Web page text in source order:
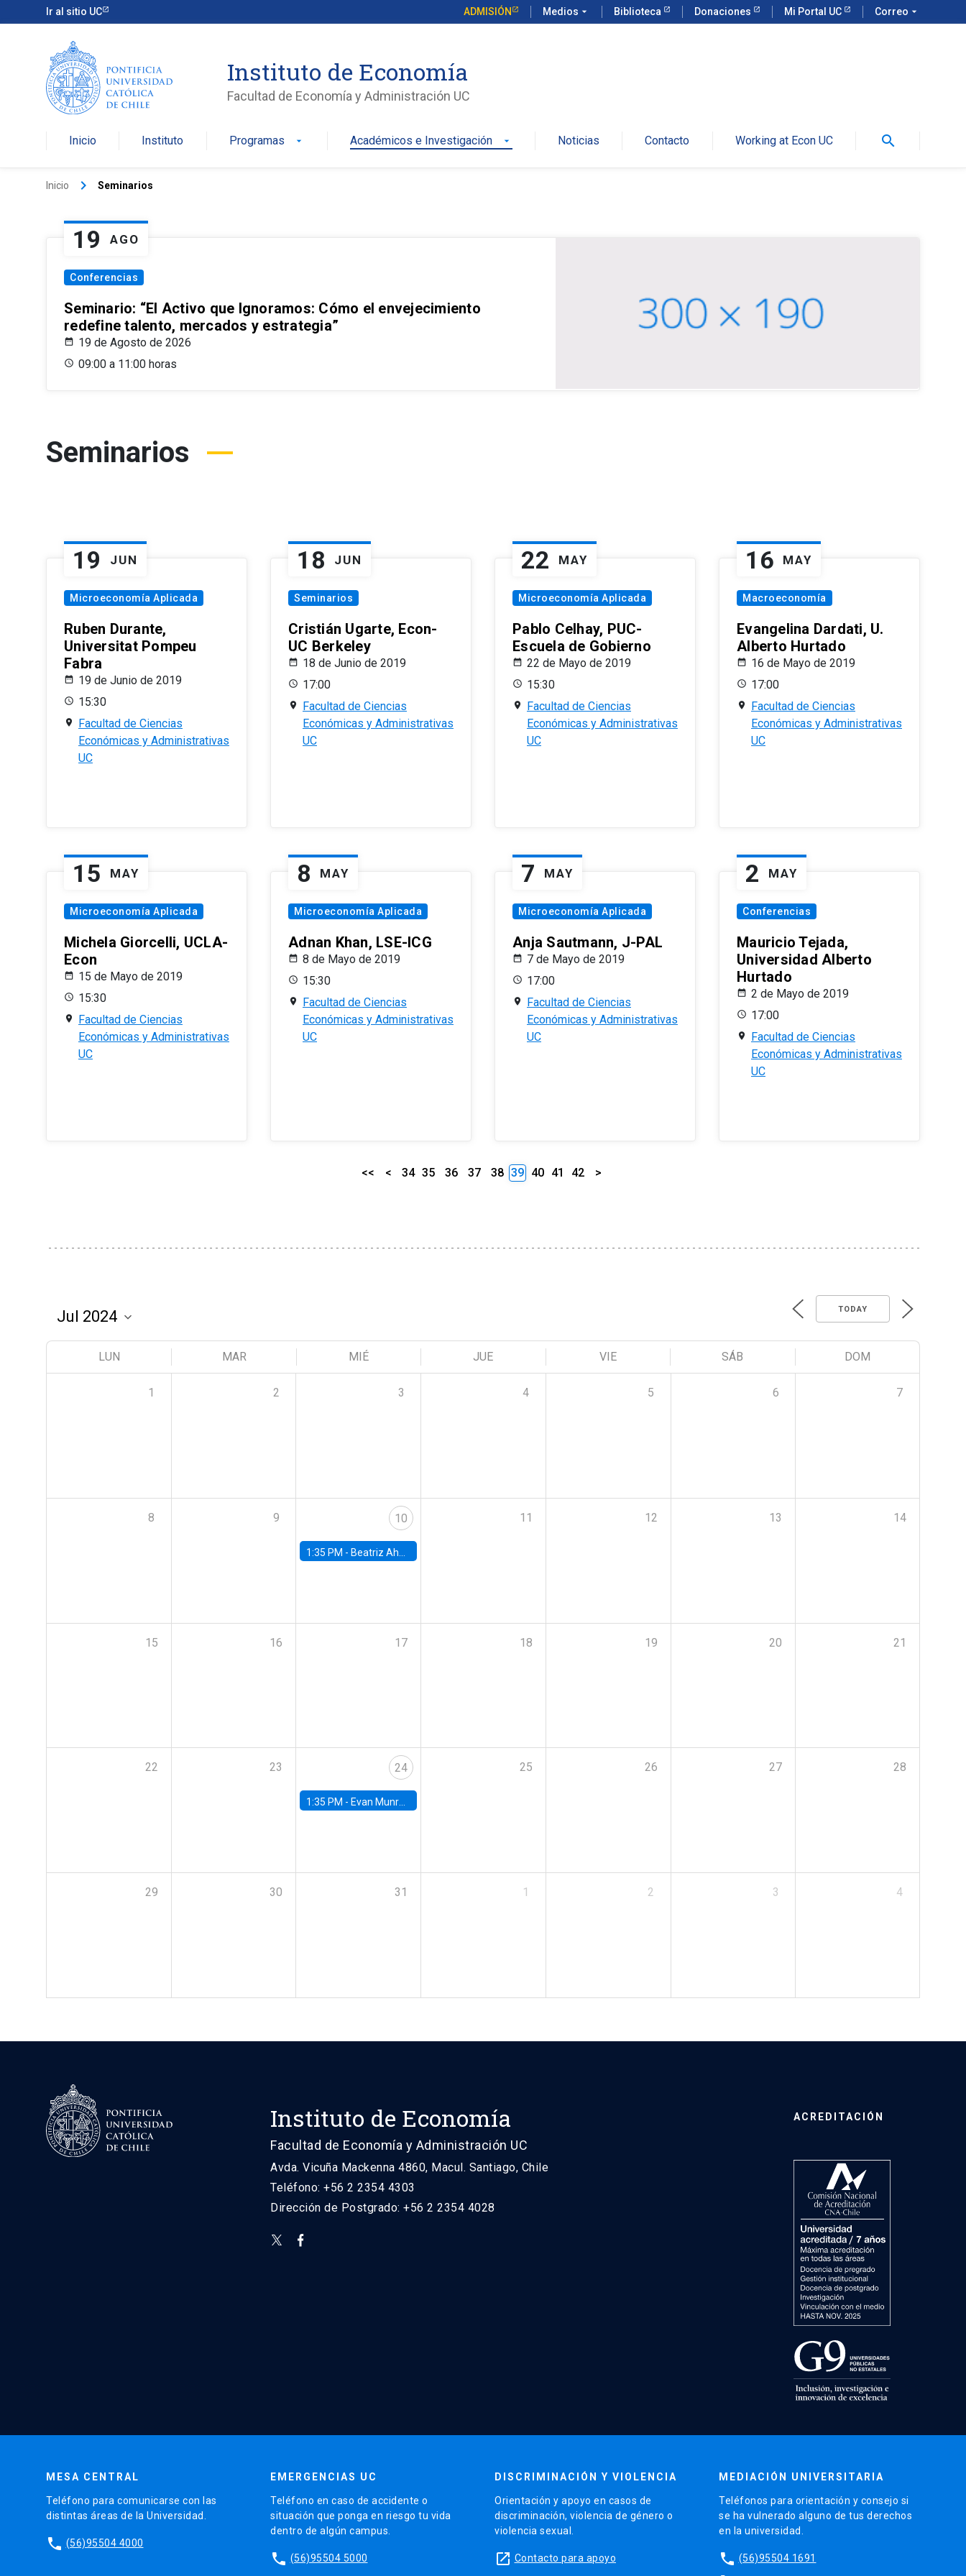
Ir al sitio UC ADMISIÓN Medios arrow_drop_down Biblioteca Donaciones Mi Portal UC Correo arrow_drop_down
Instituto de Economía
Facultad de Economía y Administración UC
Inicio Instituto Programas arrow_drop_down Académicos e Investigación arrow_drop_down Noticias Contacto Working at Econ UC search
Inicio keyboard_arrow_right Seminarios
19 AGO
Conferencias
Seminario: “El Activo que Ignoramos: Cómo el envejecimiento
redefine talento, mercados y estrategia”
19 de Agosto de 2026
09:00 a 11:00 horas
Seminarios
19 JUN
Microeconomía Aplicada
Ruben Durante,
Universitat Pompeu
Fabra
19 de Junio de 2019
15:30
Facultad de Ciencias
Económicas y Administrativas
UC
18 JUN
Seminarios
Cristián Ugarte, Econ-
UC Berkeley
18 de Junio de 2019
17:00
Facultad de Ciencias
Económicas y Administrativas
UC
22 MAY
Microeconomía Aplicada
Pablo Celhay, PUC-
Escuela de Gobierno
22 de Mayo de 2019
15:30
Facultad de Ciencias
Económicas y Administrativas
UC
16 MAY
Macroeconomía
Evangelina Dardati, U.
Alberto Hurtado
16 de Mayo de 2019
17:00
Facultad de Ciencias
Económicas y Administrativas
UC
15 MAY
Microeconomía Aplicada
Michela Giorcelli, UCLA-
Econ
15 de Mayo de 2019
15:30
Facultad de Ciencias
Económicas y Administrativas
UC
8 MAY
Microeconomía Aplicada
Adnan Khan, LSE-ICG
8 de Mayo de 2019
15:30
Facultad de Ciencias
Económicas y Administrativas
UC
7 MAY
Microeconomía Aplicada
Anja Sautmann, J-PAL
7 de Mayo de 2019
17:00
Facultad de Ciencias
Económicas y Administrativas
UC
2 MAY
Conferencias
Mauricio Tejada,
Universidad Alberto
Hurtado
2 de Mayo de 2019
17:00
Facultad de Ciencias
Económicas y Administrativas
UC
<< < 34 35 36 37 38 39 40 41 42 >
TODAY
LUN MAR MIÉ JUE VIE SÁB DOM
1 2 3 4 5 6 7
8 9 10
1:35 PM - Beatriz Ahumada, PhD candidate, Universidad de Pittsburgh
11 12 13 14
15 16 17 18 19 20 21
22 23 24
1:35 PM - Evan Munro, Neyman Visiting Assistant Professor in the Department of Statistics at UC Berkeley
25 26 27 28
29 30 31 1 2 3 4
Instituto de Economía
Facultad de Economía y Administración UC
Avda. Vicuña Mackenna 4860, Macul. Santiago, Chile
Teléfono: +56 2 2354 4303
Dirección de Postgrado: +56 2 2354 4028
ACREDITACIÓN
MESA CENTRAL
Teléfono para comunicarse con las
distintas áreas de la Universidad.
phone (56)95504 4000
EMERGENCIAS UC
Teléfono en caso de accidente o
situación que ponga en riesgo tu vida
dentro de algún campus.
phone (56)95504 5000
DISCRIMINACIÓN Y VIOLENCIA
Orientación y apoyo en casos de
discriminación, violencia de género o
violencia sexual.
launch Contacto para apoyo
MEDIACIÓN UNIVERSITARIA
Teléfonos para orientación y consejo si
se ha vulnerado alguno de tus derechos
en la universidad.
phone (56)95504 1691